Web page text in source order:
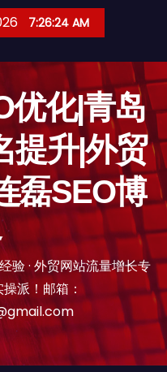
7:26:25 AM
优化|青岛
提升|外贸
磊SEO博
验 · 外贸网站流量增长专
派！邮箱：